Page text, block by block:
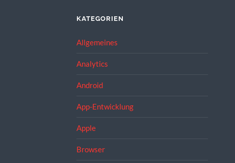
KATEGORIEN
Allgemeines
Analytics
Android
App-Entwicklung
Apple
Browser